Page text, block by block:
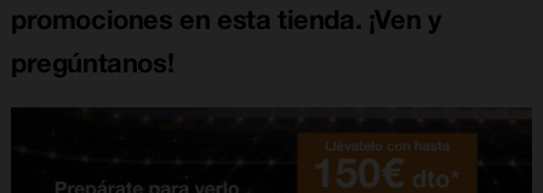
promociones en esta tienda. ¡Ven y
pregúntanos!